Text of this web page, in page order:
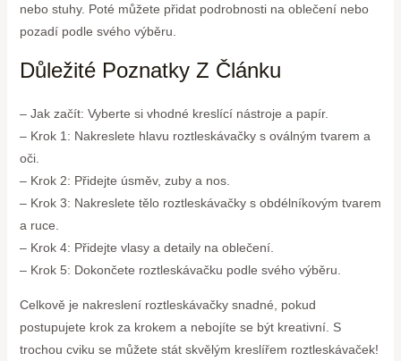
nebo stuhy. Poté můžete přidat podrobnosti na oblečení nebo
pozadí podle svého výběru.
Důležité Poznatky Z Článku
– Jak začít: Vyberte si vhodné kreslící nástroje a papír.
– Krok 1: Nakreslete hlavu roztleskávačky s oválným tvarem a
oči.
– Krok 2: Přidejte úsměv, zuby a nos.
– Krok 3: Nakreslete tělo roztleskávačky s obdélníkovým tvarem
a ruce.
– Krok 4: Přidejte vlasy a detaily na oblečení.
– Krok 5: Dokončete roztleskávačku podle svého výběru.
Celkově je nakreslení roztleskávačky snadné, pokud
postupujete krok za krokem a nebojíte se být kreativní. S
trochou cviku se můžete stát skvělým kreslířem roztleskávaček!